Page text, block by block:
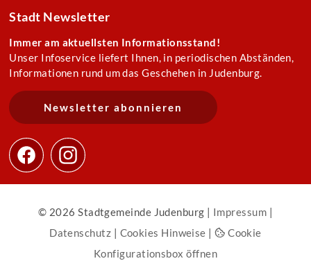
Stadt Newsletter
Immer am aktuellsten Informationsstand!
Unser Infoservice liefert Ihnen, in periodischen Abständen,
Informationen rund um das Geschehen in Judenburg.
Newsletter abonnieren
© 2026 Stadtgemeinde Judenburg | Impressum |
Datenschutz | Cookies Hinweise |
Cookie
Konfigurationsbox öffnen